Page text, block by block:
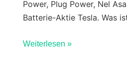
Power, Plug Power, Nel
Batterie-Aktie Tesla. Was
Weiterlesen »